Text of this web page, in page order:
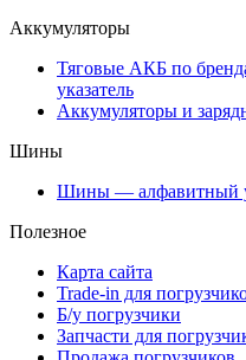
Аккумуляторы
Тяговые АКБ по
указатель
Аккумуляторы и
Шины
Шины — алфавитный
Полезное
Карта сайта
Trade-in для
Б/у погрузчики
Запчасти для